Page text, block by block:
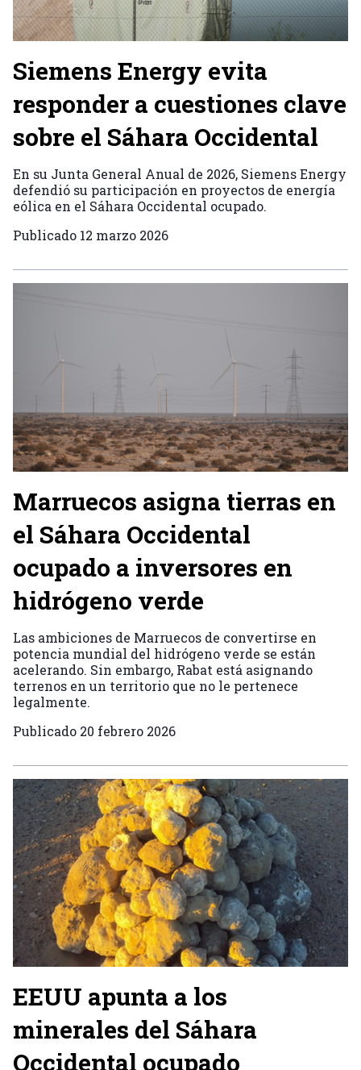
Siemens Energy evita
responder a cuestiones clave
sobre el Sáhara Occidental
En su Junta General Anual de 2026, Siemens Energy
defendió su participación en proyectos de energía
eólica en el Sáhara Occidental ocupado.
Publicado 12 marzo 2026
Marruecos asigna tierras en
el Sáhara Occidental
ocupado a inversores en
hidrógeno verde
Las ambiciones de Marruecos de convertirse en
potencia mundial del hidrógeno verde se están
acelerando. Sin embargo, Rabat está asignando
terrenos en un territorio que no le pertenece
legalmente.
Publicado 20 febrero 2026
EEUU apunta a los
minerales del Sáhara
Occidental ocupado